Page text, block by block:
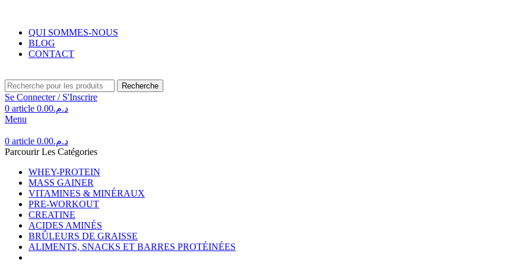
QUI SOMMES-NOUS
BLOG
CONTACT
Recherche
Se Connecter / S'Inscrire
0 article د.م.0.00
Menu
0 article د.م.0.00
Parcourir Les Catégories
WHEY-PROTEIN
MASS GAINER
VITAMINES & MINÉRAUX
PRE-WORKOUT
CREATINE
ACIDES AMINÉS
BRÛLEURS DE GRAISSE
ALIMENTS, SNACKS ET BARRES PROTÉINÉES